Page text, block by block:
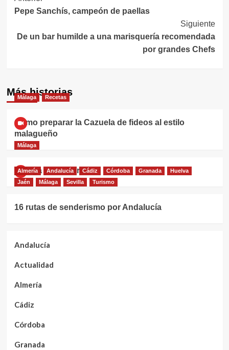
de
entradas
Pepe Sanchís, campeón de paellas
Siguiente
De un bar humilde a una marisquería recomendada
por grandes Chefs
Más historias
Málaga Recetas
Cómo preparar la Cazuela de fideos al estilo
malagueño
Málaga
Málaga y sus bares
Almería Andalucía Cádiz Córdoba Granada
Huelva
Jaén
Málaga Sevilla Turismo
16 rutas de senderismo por Andalucía
Andalucía
Actualidad
Almería
Cádiz
Córdoba
Granada